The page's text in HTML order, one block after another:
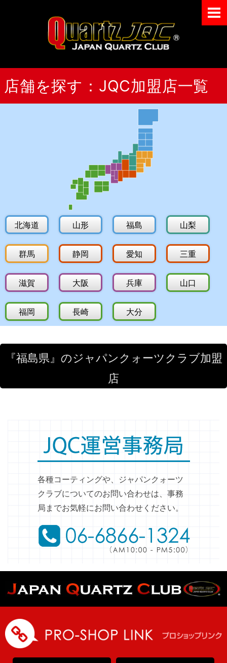
Japan
店舗を探す：JQC加盟店一覧
北海道 山形 福島 山梨
群馬 静岡 愛知 三重
滋賀 大阪 兵庫 山口
福岡 長崎 大分
『福島県』のジャパンクォーツクラブ加盟
店
各種コーティングや、ジャパンクォーツ
クラブについてのお問い合わせは、事務
局までお気軽にお問い合わせください。